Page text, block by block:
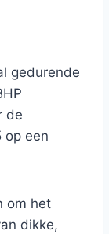
gedurende
de
op een
om het
dikke,